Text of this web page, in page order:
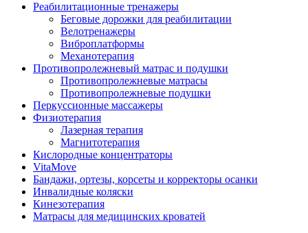
Реабилитационные тренажеры
Беговые дорожки для реабилитации
Велотренажеры
Виброплатформы
Механотерапия
Противопролежневый матрас и подушки
Противопролежневые матрасы
Противопролежневые подушки
Перкуссионные массажеры
Физиотерапия
Лазерная терапия
Магнитотерапия
Кислородные концентраторы
VitaMove
Бандажи, ортезы, корсеты и корректоры осанки
Инвалидные коляски
Кинезотерапия
Матрасы для медицинских кроватей